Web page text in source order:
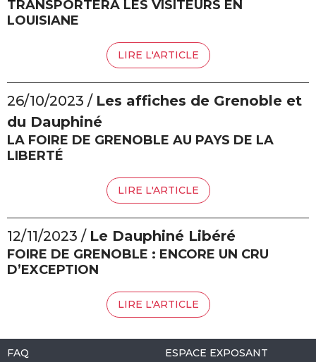
TRANSPORTERA LES VISITEURS EN
LOUISIANE
LIRE L'ARTICLE
26/10/2023 / Les affiches de Grenoble et
du Dauphiné
LA FOIRE DE GRENOBLE AU PAYS DE LA
LIBERTÉ
LIRE L'ARTICLE
12/11/2023 / Le Dauphiné Libéré
FOIRE DE GRENOBLE : ENCORE UN CRU
D’EXCEPTION
LIRE L'ARTICLE
FAQ
ESPACE EXPOSANT